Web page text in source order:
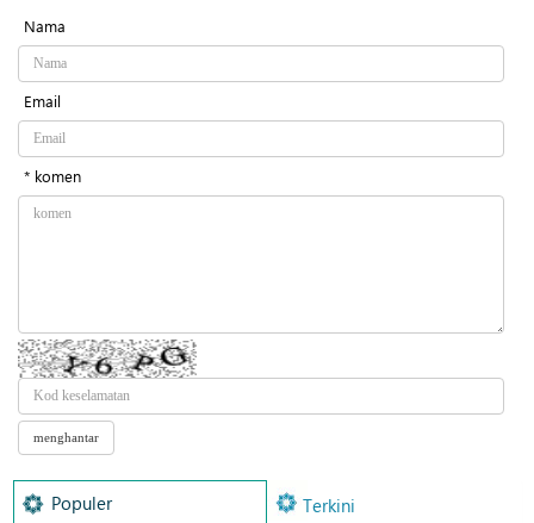
Nama
Email
* komen
Populer Terkini